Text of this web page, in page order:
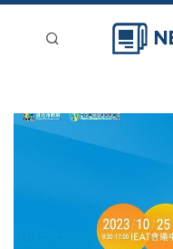
新聞稿分類